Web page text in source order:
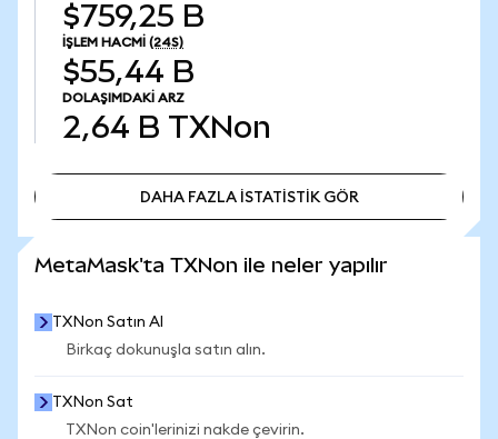
$759,25 B
İŞLEM HACMI (24S)
$55,44 B
DOLAŞIMDAKI ARZ
2,64 B TXNon
DAHA FAZLA İSTATİSTİK GÖR
MetaMask'ta TXNon ile neler yapılır
TXNon Satın Al
Birkaç dokunuşla satın alın.
TXNon Sat
TXNon coin'lerinizi nakde çevirin.